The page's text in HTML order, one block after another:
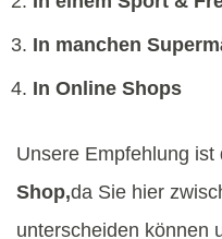
In manchen
In Online Shops
Unsere Empfehlung ist
Shop,da Sie hier
unterscheiden können